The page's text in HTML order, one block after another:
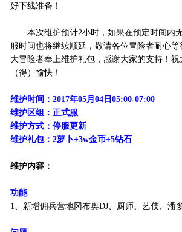
好下线准备！
本次维护预计2小时，如果在预定时间内
服时间也将继续顺延，敬请各位冒险者耐心
大冒险者奉上维护礼包，感谢大家的支持！
（得）愉快！
维护时间：2017年05月04日05:00-07:00
维护区组：正式服
维护方式：停服更新
维护礼包：2萝卜+3w金币+5钻石
维护内容：
功能
1、新增佣兵营地冈布奥DJ、厨师、艺伎、潘